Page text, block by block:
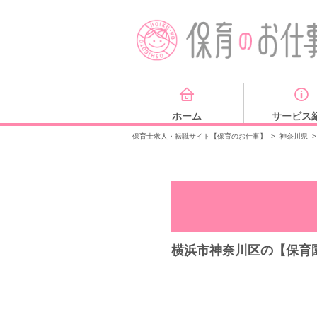
ホーム サービス
保育士求人・転職サイト【保育のお仕事】 > 神奈川県 >
横浜市神奈川区の【保育